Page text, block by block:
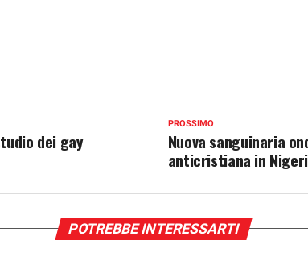
PROSSIMO
Nuova sanguinaria
anticristiana in
dei gay
POTREBBE INTERESSARTI